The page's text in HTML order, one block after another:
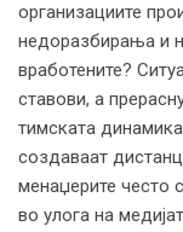
организациите
недоразбирања и
вработените?
ставови, а
тимската
создаваат
менаџерите често
во улога на